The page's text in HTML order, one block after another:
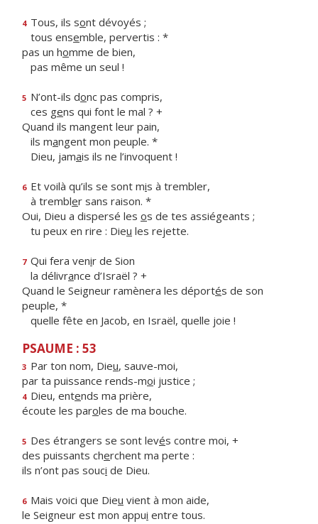
4 Tous, ils sont dévoyés ;
tous ensemble, pervertis : *
pas un homme de bien,
pas même un seul !
5 N’ont-ils donc pas compris,
ces gens qui font le mal ? +
Quand ils mangent leur pain,
ils mangent mon peuple. *
Dieu, jamais ils ne l’invoquent !
6 Et voilà qu’ils se sont mis à trembler,
à trembler sans raison. *
Oui, Dieu a dispersé les os de tes assiégeants ;
tu peux en rire : Dieu les rejette.
7 Qui fera venir de Sion
la délivrance d’Israël ? +
Quand le Seigneur ramènera les déportés de son
peuple, *
quelle fête en Jacob, en Israël, quelle joie !
PSAUME : 53
3 Par ton nom, Dieu, sauve-moi,
par ta puissance rends-moi justice ;
4 Dieu, entends ma prière,
écoute les paroles de ma bouche.
5 Des étrangers se sont levés contre moi, +
des puissants cherchent ma perte :
ils n’ont pas souci de Dieu.
6 Mais voici que Dieu vient à mon aide,
le Seigneur est mon appui entre tous.